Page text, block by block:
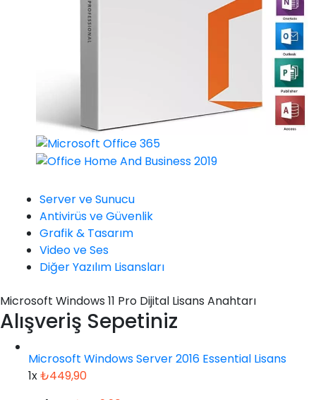
Server ve Sunucu
Antivirüs ve Güvenlik
Grafik & Tasarım
Video ve Ses
Diğer Yazılım Lisansları
Microsoft Windows 11 Pro Dijital Lisans Anahtarı
Alışveriş Sepetiniz
Microsoft Windows Server 2016 Essential Lisans
1x₺449,90